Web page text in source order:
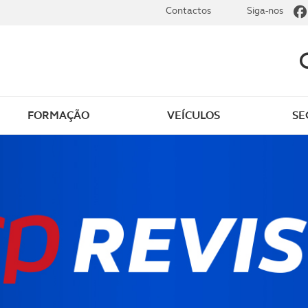
FORMAÇÃO VEÍCULOS
em Portugal
no estrangeiro
Itinerários à sua medida
Contactos Siga-nos